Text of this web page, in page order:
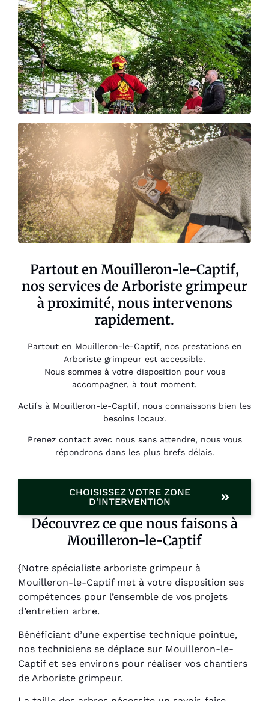
Partout en Mouilleron-le-Captif,
nos services de Arboriste grimpeur
à proximité, nous intervenons
rapidement.
Partout en Mouilleron-le-Captif, nos prestations en
Arboriste grimpeur est accessible.
Nous sommes à votre disposition pour vous
accompagner, à tout moment.
Actifs à Mouilleron-le-Captif, nous connaissons bien les
besoins locaux.
Prenez contact avec nous sans attendre, nous vous
répondrons dans les plus brefs délais.
CHOISISSEZ VOTRE ZONE
D'INTERVENTION
Découvrez ce que nous faisons à
Mouilleron-le-Captif
{Notre spécialiste arboriste grimpeur à
Mouilleron-le-Captif met à votre disposition ses
compétences pour l’ensemble de vos projets
d’entretien arbre.
Bénéficiant d’une expertise technique pointue,
nos techniciens se déplace sur Mouilleron-le-
Captif et ses environs pour réaliser vos chantiers
de Arboriste grimpeur.